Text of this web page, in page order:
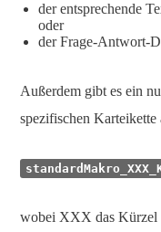
der entsprechende
oder
der Frage-Antwort-
Außerdem gibt es ein
spezifischen Karteikette
wobei XXX das Kürzel